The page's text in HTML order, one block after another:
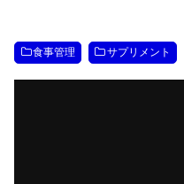
食事管理 サプリメント